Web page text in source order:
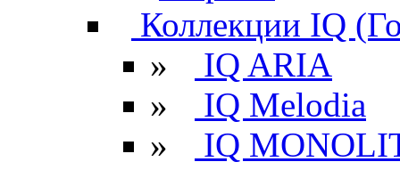
Коллекции IQ
»
IQ ARIA
»
IQ Melodia
»
IQ